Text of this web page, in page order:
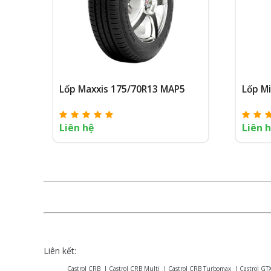
Lốp Maxxis 175/70R13 MAP5
Liên hệ
Lốp
Liên
Liên kết:
Castrol CRB | Castrol CRB Multi | Castrol CRB Turbomax | Castrol